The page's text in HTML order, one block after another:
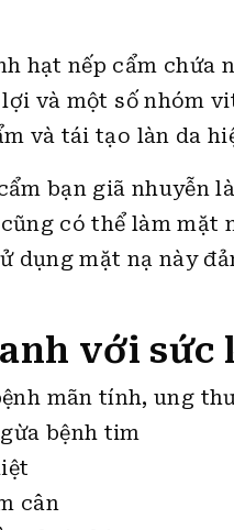
hạt nếp cẩm chứa
và một số nhóm
và tái tạo làn da
bạn giã nhuyễn
có thể làm mặt
dụng mặt nạ này
với sức
mãn tính, ung
bệnh tim
cân